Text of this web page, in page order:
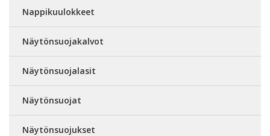
Nappikuulokkeet
Näytönsuojakalvot
Näytönsuojalasit
Näytönsuojat
Näytönsuojukset